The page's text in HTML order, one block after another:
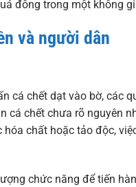
đông trong một không
và người dân
cá chết dạt vào bờ, các
cá chết chưa rõ nguyên
chất hoặc tảo độc,
chức năng để tiến